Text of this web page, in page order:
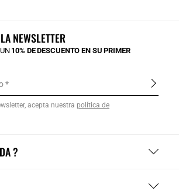
?
NEWSLETTER
10% DE DESCUENTO EN SU PRIMER
acepta nuestra política de